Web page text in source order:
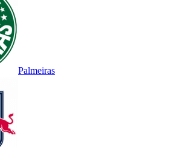
Palmeiras